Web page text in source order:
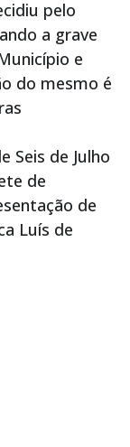
pelo
a grave
e
do mesmo é
Seis de Julho
de
de
Luís de